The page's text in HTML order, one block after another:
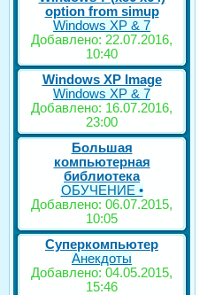
option from simup
Windows XP & 7
Добавлено: 22.07.2016,
10:40
Windows XP Image
Windows XP & 7
Добавлено: 16.07.2016,
23:00
Большая
компьютерная
библиотека
ОБУЧЕНИЕ •
Добавлено: 06.07.2015,
10:05
Суперкомпьютер
Анекдоты
Добавлено: 04.05.2015,
15:46